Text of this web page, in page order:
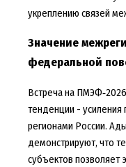
укреплению связей
Значение
федеральной
Встреча на
тенденции - усиления
регионами России.
демонстрируют, что
субъектов